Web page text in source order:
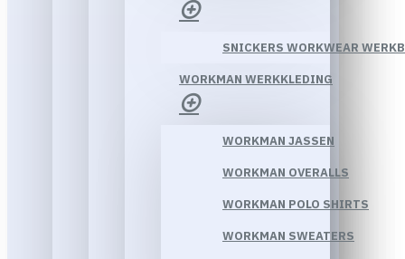
SNICKERS WORKWEAR
WORKMAN WERKKLEDING
WORKMAN JASSEN
WORKMAN OVERALLS
WORKMAN POLO SHIRTS
WORKMAN SWEATERS